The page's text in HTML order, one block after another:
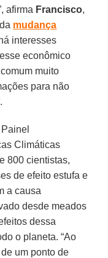
afirma Francisco,
mudança
interesses
econômico
muito
para não
Climáticas
800 cientistas,
de efeito estufa e
a causa
desde meados
dessa
o planeta. “Ao
um ponto de